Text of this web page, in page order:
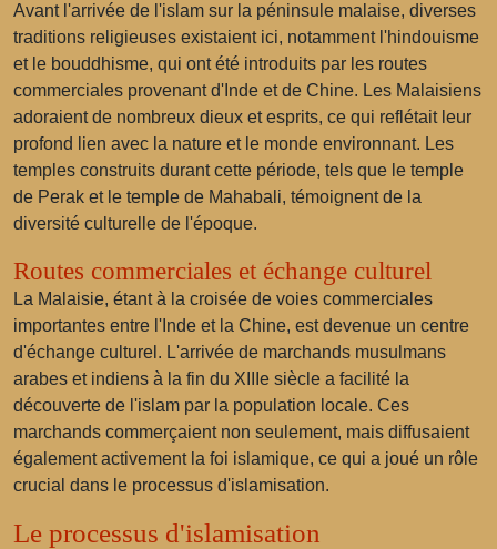
Avant l'arrivée de l'islam sur la péninsule malaise, diverses
traditions religieuses existaient ici, notamment l'hindouisme
et le bouddhisme, qui ont été introduits par les routes
commerciales provenant d'Inde et de Chine. Les Malaisiens
adoraient de nombreux dieux et esprits, ce qui reflétait leur
profond lien avec la nature et le monde environnant. Les
temples construits durant cette période, tels que le temple
de Perak et le temple de Mahabali, témoignent de la
diversité culturelle de l'époque.
Routes commerciales et échange culturel
La Malaisie, étant à la croisée de voies commerciales
importantes entre l'Inde et la Chine, est devenue un centre
d'échange culturel. L'arrivée de marchands musulmans
arabes et indiens à la fin du XIIIe siècle a facilité la
découverte de l'islam par la population locale. Ces
marchands commerçaient non seulement, mais diffusaient
également activement la foi islamique, ce qui a joué un rôle
crucial dans le processus d'islamisation.
Le processus d'islamisation